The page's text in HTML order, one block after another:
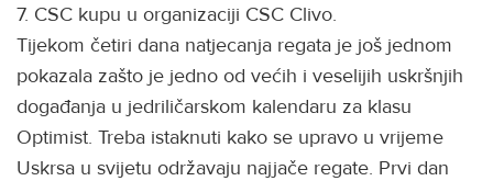
7. CSC kupu u organizaciji CSC Clivo.
Tijekom četiri dana natjecanja regata je još jednom
pokazala zašto je jedno od većih i veselijih uskršnjih
događanja u jedriličarskom kalendaru za klasu
Optimist. Treba istaknuti kako se upravo u vrijeme
Uskrsa u svijetu održavaju najjače regate. Prvi dan